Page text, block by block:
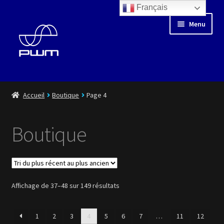
navigation
contenu
Menu
Blog
Boutique
Médiathèque
Playlist
Accueil Boutique Page 4
Boutique
Affichage de 37–48 sur 149 résultatsTrié
récent
1 2 3 4 5 6 7 … 11
12
Français